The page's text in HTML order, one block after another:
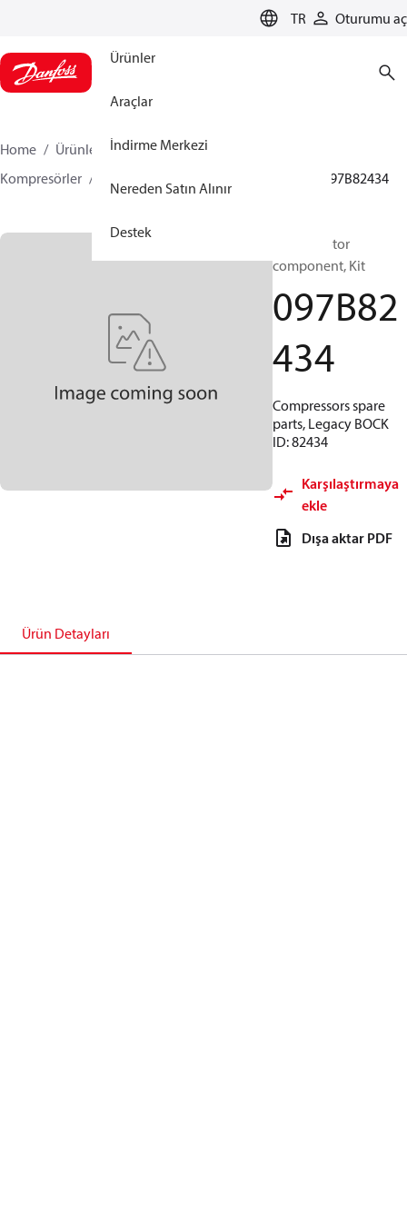
TR Oturumu aç
Ürünler
Araçlar
İndirme Merkezi
Nereden Satın Alınır
Destek
Home Ürünler
İklimlendirme Çözümleri - ısıtma
Kompresörler
097B82434
BOCK, Motor
component, Kit
097B82
434
Compressors spare
parts, Legacy BOCK
ID: 82434
Karşılaştırmaya
ekle
Dışa aktar PDF
Ürün Detayları